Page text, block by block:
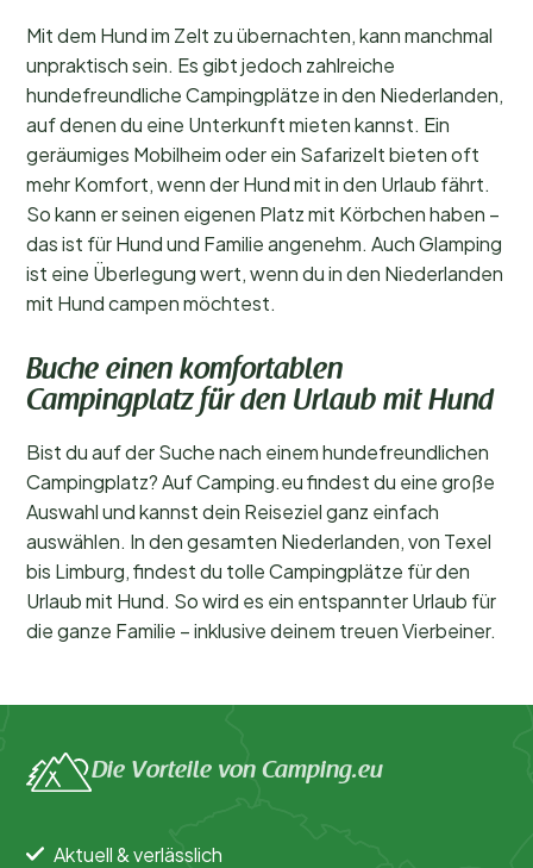
Mit dem Hund im Zelt zu übernachten, kann manchmal
unpraktisch sein. Es gibt jedoch zahlreiche
hundefreundliche Campingplätze in den Niederlanden,
auf denen du eine Unterkunft mieten kannst. Ein
geräumiges Mobilheim oder ein Safarizelt bieten oft
mehr Komfort, wenn der Hund mit in den Urlaub fährt.
So kann er seinen eigenen Platz mit Körbchen haben –
das ist für Hund und Familie angenehm. Auch Glamping
ist eine Überlegung wert, wenn du in den Niederlanden
mit Hund campen möchtest.
Buche einen komfortablen
Campingplatz für den Urlaub mit Hund
Bist du auf der Suche nach einem hundefreundlichen
Campingplatz? Auf Camping.eu findest du eine große
Auswahl und kannst dein Reiseziel ganz einfach
auswählen. In den gesamten Niederlanden, von Texel
bis Limburg, findest du tolle Campingplätze für den
Urlaub mit Hund. So wird es ein entspannter Urlaub für
die ganze Familie – inklusive deinem treuen Vierbeiner.
Die Vorteile von Camping.eu
Aktuell & verlässlich